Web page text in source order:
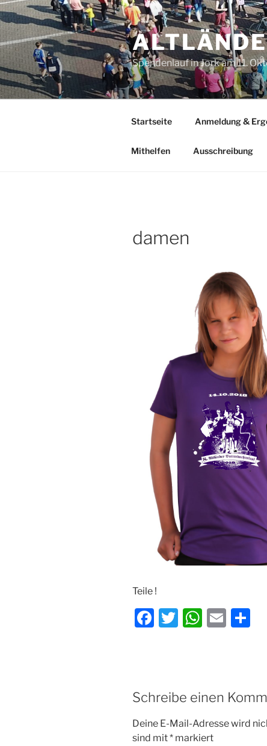
Zum
Inhalt
springen
Spendenlauf in Jork am 11.
Startseite Anmeldung &
Mithelfen Ausschreibung
damen
Teile !
F
b
o
o
T
W
A
p
p
E
Schreibe einen
Deine E-Mail-Adresse wird
sind mit* markiert